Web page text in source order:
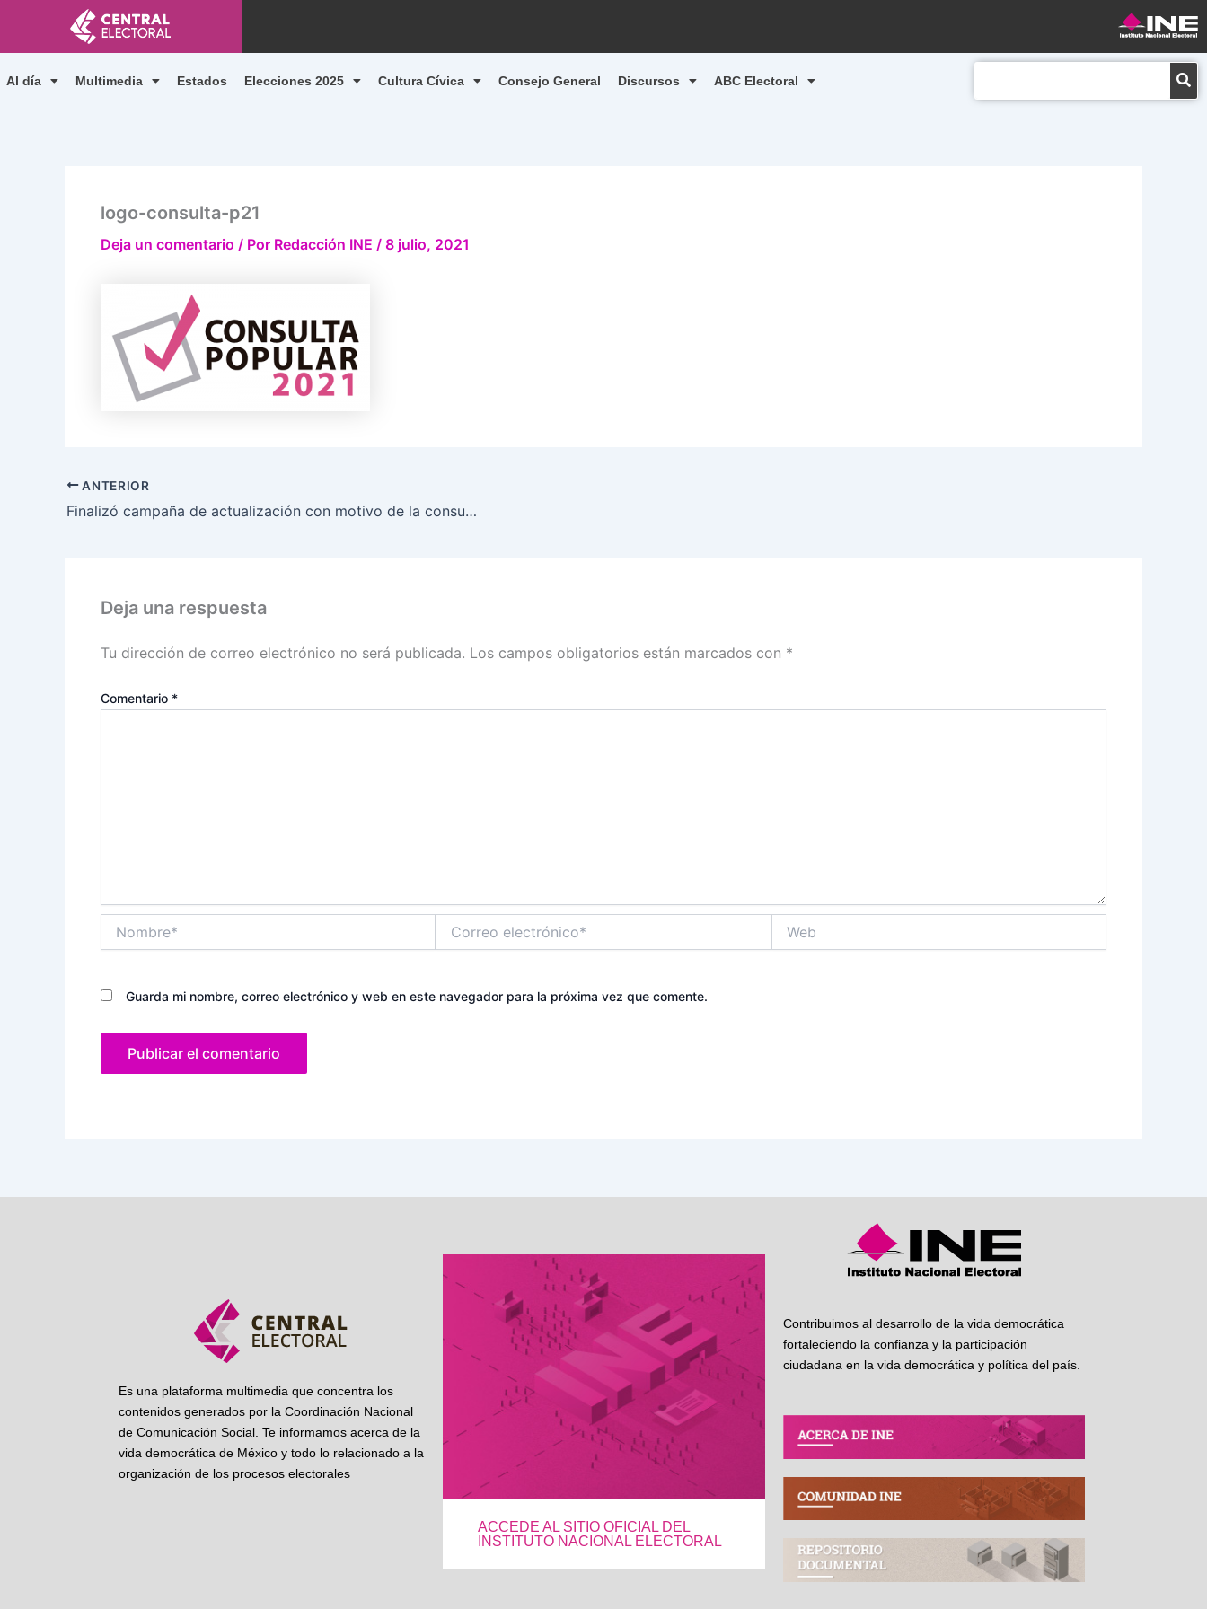
contenido
Al día Multimedia Estados Elecciones 2025 Cultura Cívica Consejo General Discursos ABC Electoral
logo-consulta-p21
Deja un comentario / Por Redacción INE / 8 julio, 2021
ANTERIOR
Finalizó campaña de actualización con motivo de la consulta popular del próximo 1 de agosto: INE Tamaulipas
Deja una respuesta
Tu dirección de correo electrónico no será publicada. Los campos obligatorios están marcados con *
Comentario *
electrónico*
Guarda mi nombre, correo electrónico y web en este navegador para la próxima vez que comente.
Es una plataforma multimedia que concentra los
contenidos generados por la Coordinación Nacional
de Comunicación Social. Te informamos acerca de la
vida democrática de México y todo lo relacionado a la
organización de los procesos electorales
ACCEDE AL SITIO OFICIAL DEL
INSTITUTO NACIONAL ELECTORAL
Contribuimos al desarrollo de la vida democrática
fortaleciendo la confianza y la participación
ciudadana en la vida democrática y política del país.